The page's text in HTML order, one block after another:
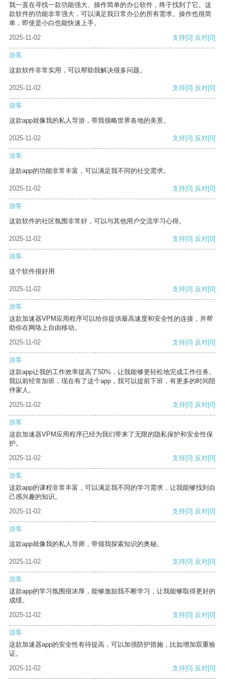
我一直在寻找一款功能强大、操作简单的办公软件，终于找到了它。这
款软件的功能非常强大，可以满足我日常办公的所有需求。操作也很简
单，即使是小白也能快速上手。
2025-11-02
支持[0] 反对[0]
游客
这款软件非常实用，可以帮助我解决很多问题。
2025-11-02 支持[0] 反对[0]
游客
这款app就像我的私人导游，带我领略世界各地的美景。
2025-11-02 支持[0] 反对[0]
游客
这款app的功能非常丰富，可以满足我不同的社交需求。
2025-11-02 支持[0] 反对[0]
游客
这款软件的社区氛围非常好，可以与其他用户交流学习心得。
2025-11-02 支持[0] 反对[0]
游客
这个软件很好用
2025-11-02 支持[0] 反对[0]
游客
这款加速器VPM应用程序可以给你提供最高速度和安全性的连接，并帮
助你在网络上自由移动。
2025-11-02
支持[0] 反对[0]
游客
这款app让我的工作效率提高了50%，让我能够更轻松地完成工作任务。
我以前经常加班，现在有了这个app，我可以提前下班，有更多的时间陪
伴家人。
2025-11-02
支持[0] 反对[0]
游客
这款加速器VPM应用程序已经为我们带来了无限的隐私保护和安全性保
护。
2025-11-02
支持[0] 反对[0]
游客
这款app的课程非常丰富，可以满足我不同的学习需求，让我能够找到自
己感兴趣的知识。
2025-11-02
支持[0] 反对[0]
游客
这款app就像我的私人导师，带领我探索知识的奥秘。
2025-11-02 支持[0] 反对[0]
游客
这款app的学习氛围很浓厚，能够激励我不断学习，让我能够取得更好的
成绩。
2025-11-02
支持[0] 反对[0]
游客
这款加速器app的安全性有待提高，可以加强防护措施，比如增加双重验
证。
2025-11-02
支持[0] 反对[0]